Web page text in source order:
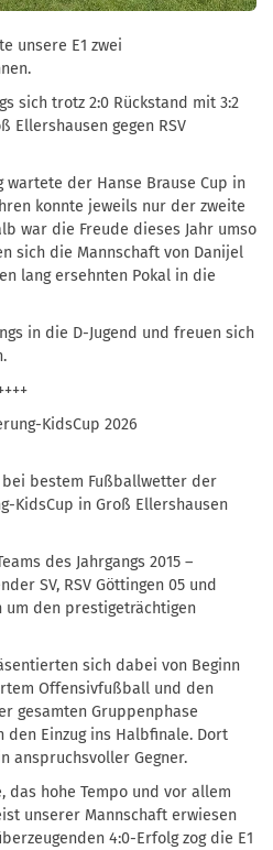
unsere E1 zwei
sich trotz 2:0 Rückstand mit 3:2
Ellershausen gegen RSV
wartete der Hanse Brause Cup in
konnte jeweils nur der zweite
war die Freude dieses Jahr umso
sich die Mannschaft von Danijel
lang ersehnten Pokal in die
in die D-Jugend und freuen sich
KidsCup 2026
bestem Fußballwetter der
KidsCup in Groß Ellershausen
des Jahrgangs 2015 –
SV, RSV Göttingen 05 und
um den prestigeträchtigen
sich dabei von Beginn
Offensivfußball und den
gesamten Gruppenphase
den Einzug ins Halbfinale. Dort
anspruchsvoller Gegner.
das hohe Tempo und vor allem
unserer Mannschaft erwiesen
4:0-Erfolg zog die E1